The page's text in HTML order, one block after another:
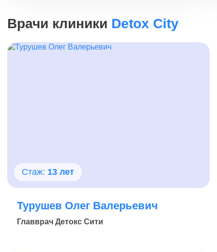
Врачи клиники Detox City
Стаж: 13 лет
Турушев Олег Валерьевич
Главврач Детокс Сити